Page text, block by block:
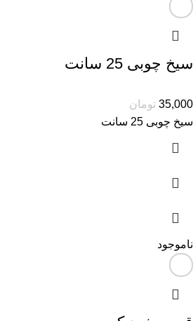
سیخ چوبی 25 سانت
35,000 تومان
سیخ چوبی 25 سانت
ناموجود